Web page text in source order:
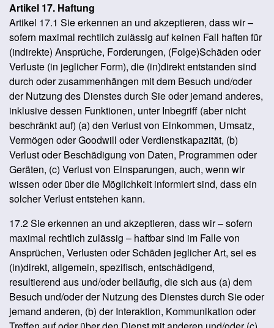
Artikel 17. Haftung
Artikel 17.1 Sie erkennen an und akzeptieren, dass wir –
sofern maximal rechtlich zulässig auf keinen Fall haften für
(indirekte) Ansprüche, Forderungen, (Folge)Schäden oder
Verluste (in jeglicher Form), die (in)direkt entstanden sind
durch oder zusammenhängen mit dem Besuch und/oder
der Nutzung des Dienstes durch Sie oder jemand anderes,
inklusive dessen Funktionen, unter Inbegriff (aber nicht
beschränkt auf) (a) den Verlust von Einkommen, Umsatz,
Vermögen oder Goodwill oder Verdienstkapazität, (b)
Verlust oder Beschädigung von Daten, Programmen oder
Geräten, (c) Verlust von Einsparungen, auch, wenn wir
wissen oder über die Möglichkeit informiert sind, dass ein
solcher Verlust entstehen kann.
17.2 Sie erkennen an und akzeptieren, dass wir – sofern
maximal rechtlich zulässig – haftbar sind im Falle von
Ansprüchen, Verlusten oder Schäden jeglicher Art, sei es
(in)direkt, allgemein, spezifisch, entschädigend,
resultierend aus und/oder beiläufig, die sich aus (a) dem
Besuch und/oder der Nutzung des Dienstes durch Sie oder
jemand anderen, (b) der Interaktion, Kommunikation oder